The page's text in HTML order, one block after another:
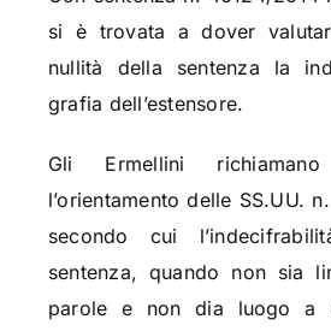
si è trovata a dover
nullità della sentenza la
grafia dell’estensore.
Gli Ermellini
l’orientamento delle SS.UU.
secondo cui
sentenza, quando non sia
parole e non dia luogo a